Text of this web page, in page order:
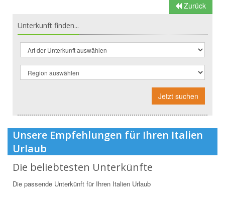
Zurück
Unterkunft finden...
Jetzt suchen
Unsere Empfehlungen für Ihren Italien
Urlaub
Die beliebtesten Unterkünfte
Die passende Unterkünft für Ihren Italien Urlaub